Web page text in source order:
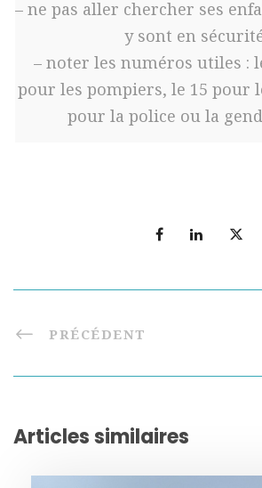
– ne pas aller chercher ses
y sont en
– noter les numéros utiles :
pour les pompiers, le 15 pour
pour la police ou la
PRÉCÉDENT
Articles similaires